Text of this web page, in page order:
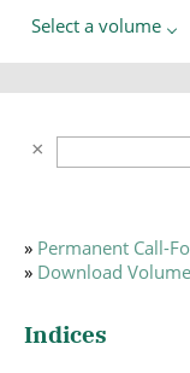
Select a volume
» Permanent Call-
» Download
Indices